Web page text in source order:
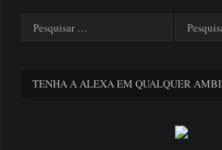
TENHA A ALEXA EM QUALQUER